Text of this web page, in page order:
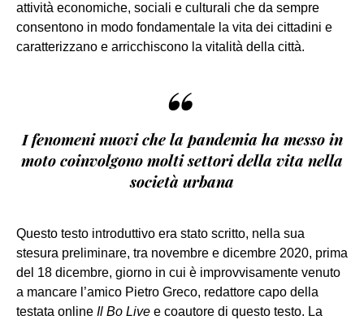
attività economiche, sociali e culturali che da sempre
consentono in modo fondamentale la vita dei cittadini e
caratterizzano e arricchiscono la vitalità della città.
“
I fenomeni nuovi che la pandemia ha messo in
moto coinvolgono molti settori della vita nella
società urbana
Questo testo introduttivo era stato scritto, nella sua
stesura preliminare, tra novembre e dicembre 2020, prima
del 18 dicembre, giorno in cui è improvvisamente venuto
a mancare l’amico Pietro Greco, redattore capo della
testata online Il Bo Live e coautore di questo testo. La